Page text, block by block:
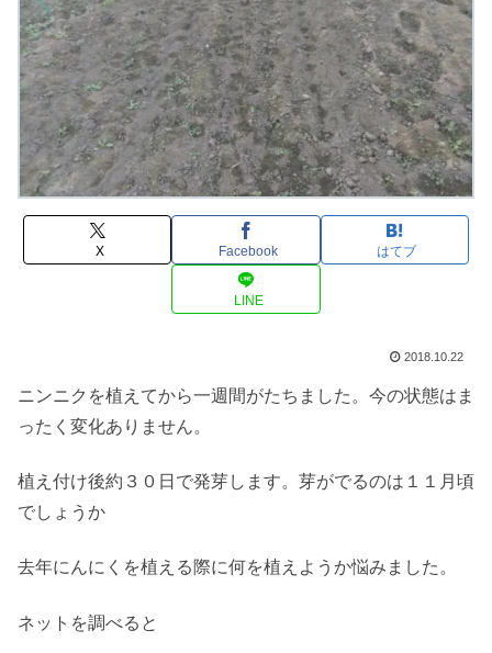
X Facebook はてブ
LINE
2018.10.22
ニンニクを植えてから一週間がたちました。今の状態はま
ったく変化ありません。
植え付け後約３０日で発芽します。芽がでるのは１１月頃
でしょうか
去年にんにくを植える際に何を植えようか悩みました。
ネットを調べると